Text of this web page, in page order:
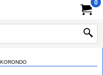
0
KORONDO